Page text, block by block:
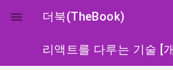
 더북(TheBook)
리액트를 다루는 기술 [